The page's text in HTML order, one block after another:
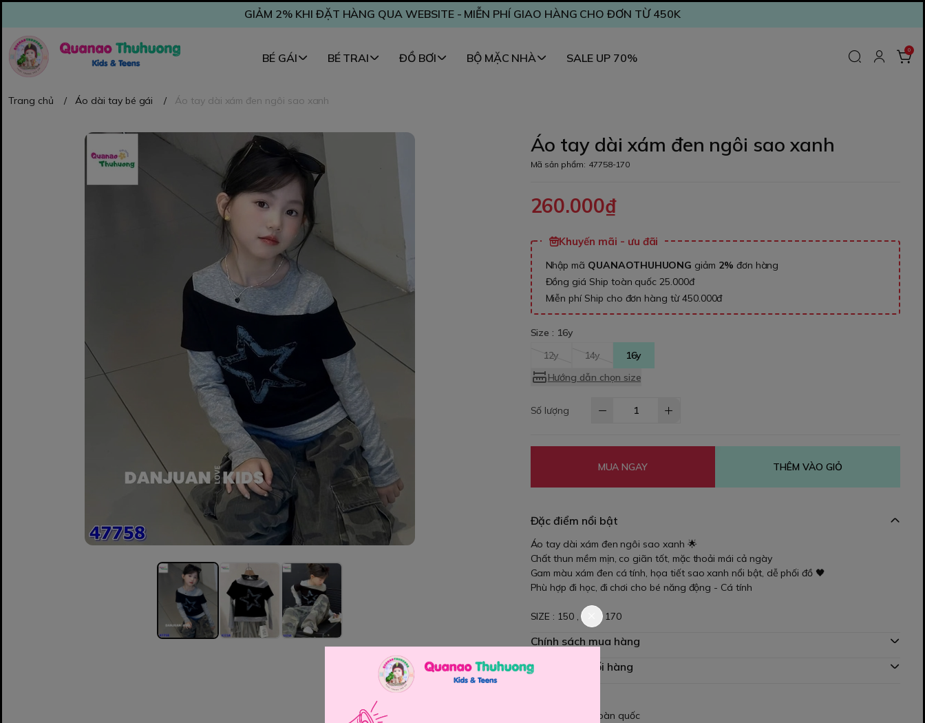
GIẢM 2% KHI ĐẶT HÀNG QUA WEBSITE - MIỄN PHÍ GIAO HÀNG CHO ĐƠN TỪ 450K
BÉ GÁI BÉ TRAI ĐỒ BƠI BỘ MẶC NHÀ SALE UP 70%
0
Trang chủ / Áo dài tay bé gái / Áo tay dài xám đen ngôi sao xanh
Áo tay dài xám đen ngôi sao xanh
Mã sản phẩm: 47758-170
260.000₫
Khuyến mãi - ưu đãi
Nhập mã QUANAOTHUHUONG giảm 2% đơn hàng
Đồng giá Ship toàn quốc 25.000đ
Miễn phí Ship cho đơn hàng từ 450.000đ
Size : 16y
12y
14y
16y
Hướng dẫn chọn size
Số lượng
MUA NGAY THÊM VÀO GIỎ
Đặc điểm nổi bật
Áo tay dài xám đen ngôi sao xanh 🌟
Chất thun mềm mịn, co giãn tốt, mặc thoải mái cả ngày
Gam màu xám đen cá tính, họa tiết sao xanh nổi bật, dễ phối đồ 🖤
Phù hợp đi học, đi chơi cho bé năng động - Cá tính
SIZE : 150 , 160 , 170
Chính sách mua hàng
Chính sách đổi hàng
Giao hàng toàn quốc